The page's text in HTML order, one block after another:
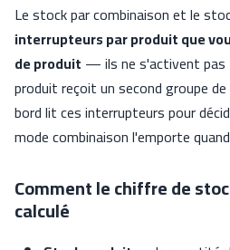
Le stock par combinaison et le
interrupteurs par produit que
de produit — ils ne s'activent pas
produit reçoit un second groupe
bord lit ces interrupteurs pour
mode combinaison l'emporte
Comment le chiffre de
calculé